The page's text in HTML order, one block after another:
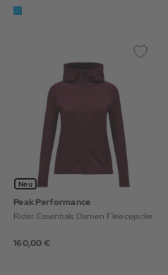
Neu
Peak Performance
Rider Essentials Damen Fleecejacke
160,00 €